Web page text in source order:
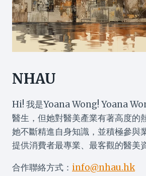
NHAU
Hi! 我是Yoana Wong! Yoana
醫生，但她對醫美產業有著高度的
她不斷精進自身知識，並積極參與
提供消費者最專業、最客觀的醫美
合作聯絡方式： info@nhau.hk